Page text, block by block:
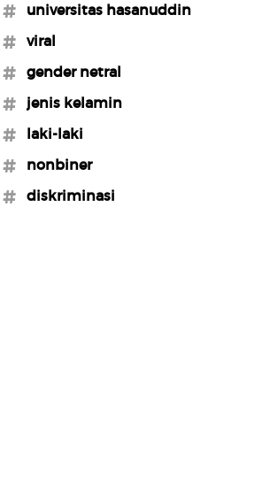
#universitas hasanuddin
#viral
#gender netral
#jenis kelamin
#laki-laki
#nonbiner
#diskriminasi